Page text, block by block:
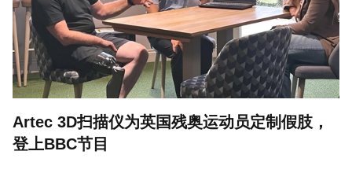
Artec 3D扫描仪为英国残奥运动员定制假肢，
登上BBC节目